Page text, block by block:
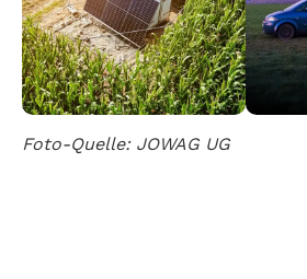
Foto-Quelle: JOWAG UG